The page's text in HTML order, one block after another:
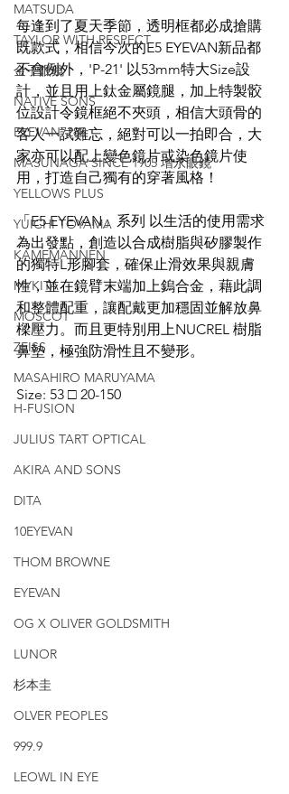
MATSUDA
TAYLOR WITH RESPECT
金子眼鏡
NATIVE SONS
EYEVAN7285
MASUNAGA SINCE 1905 增永眼鏡
YELLOWS PLUS
YUICHI TOYAMA
KAMEMANNEN
MYKITA
MOSCOT
ZEISS
MASAHIRO MARUYAMA
H-FUSION
JULIUS TART OPTICAL
AKIRA AND SONS
DITA
10EYEVAN
THOM BROWNE
EYEVAN
OG X OLIVER GOLDSMITH
LUNOR
杉本圭
OLVER PEOPLES
999.9
LEOWL IN EYE
每逢到了夏天季節，透明框都必成搶購
既款式，相信今次的E5 EYEVAN新品都
不會例外，'P-21' 以53mm特大Size設
計，並且用上鈦金屬鏡腿，加上特製骹
位設計令鏡框絕不夾頭，相信大頭骨的
客人一試難忘，絕對可以一拍即合，大
家亦可以配上變色鏡片或染色鏡片使
用，打造自己獨有的穿著風格！
「E5 EYEVAN」系列 以生活的使用需求
為出發點，創造以合成樹脂與矽膠製作
的獨特L形腳套，確保止滑效果與親膚
性，並在鏡臂末端加上鎢合金，藉此調
和整體配重，讓配戴更加穩固並解放鼻
樑壓力。而且更特別用上NUCREL 樹脂
鼻墊，極強防滑性且不變形。
Size: 53 □ 20-150